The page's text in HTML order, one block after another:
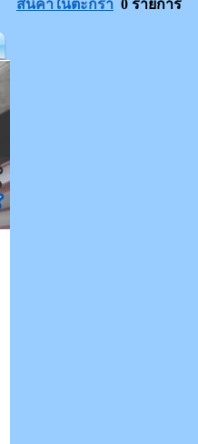
สินค้าในตะกร้า 0 รายการ